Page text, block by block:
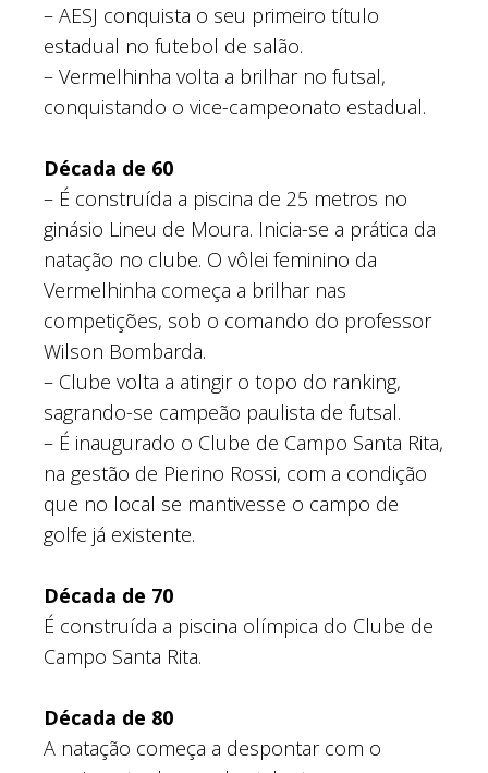
– AESJ conquista o seu primeiro título
estadual no futebol de salão.
– Vermelhinha volta a brilhar no futsal,
conquistando o vice-campeonato estadual.
Década de 60
– É construída a piscina de 25 metros no
ginásio Lineu de Moura. Inicia-se a prática da
natação no clube. O vôlei feminino da
Vermelhinha começa a brilhar nas
competições, sob o comando do professor
Wilson Bombarda.
– Clube volta a atingir o topo do ranking,
sagrando-se campeão paulista de futsal.
– É inaugurado o Clube de Campo Santa Rita,
na gestão de Pierino Rossi, com a condição
que no local se mantivesse o campo de
golfe já existente.
Década de 70
É construída a piscina olímpica do Clube de
Campo Santa Rita.
Década de 80
A natação começa a despontar com o